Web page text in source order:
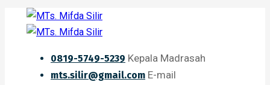
0819-5749-5239 Kepala Madrasah
mts.silir@gmail.com E-mail